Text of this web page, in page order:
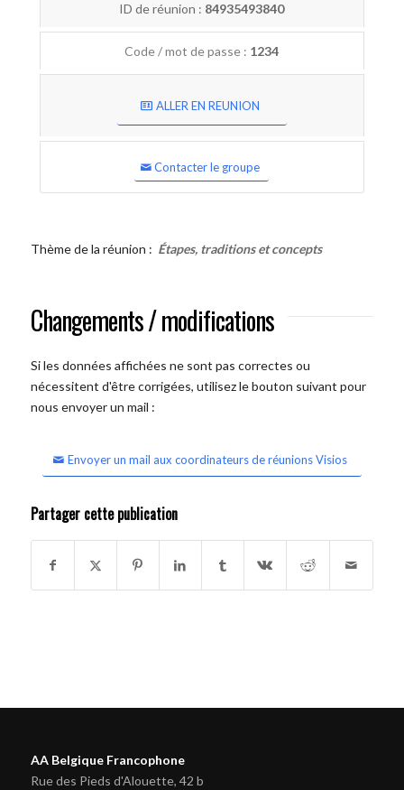
ID de réunion : 84935493840
Code / mot de passe : 1234
ALLER EN REUNION
Contacter le groupe
Thème de la réunion : Étapes, traditions et concepts
Changements / modifications
Si les données affichées ne sont pas correctes ou
nécessitent d'être corrigées, utilisez le bouton suivant pour
nous envoyer un mail :
Envoyer un mail aux coordinateurs de réunions Visios
Partager cette publication
AA Belgique Francophone
Rue des Pieds d'Alouette, 42 b